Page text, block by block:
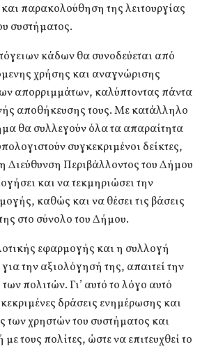
παρακολούθηση της λειτουργίας
συστήματος.
κάδων θα συνοδεύεται από
χρήσης και αναγνώρισης
απορριμμάτων, καλύπτοντας πάντα
αποθήκευσης τους. Με κατάλληλο
θα συλλεγούν όλα τα απαραίτητα
συγκεκριμένοι δείκτες,
Διεύθυνση Περιβάλλοντος του Δήμου
και να τεκμηριώσει την
καθώς και να θέσει τις βάσεις
στο σύνολο του Δήμου.
εφαρμογής και η συλλογή
την αξιολόγησή της, απαιτεί την
πολιτών. Γι’ αυτό το λόγο αυτό
δράσεις ενημέρωσης και
των χρηστών του συστήματος και
τους πολίτες, ώστε να επιτευχθεί το